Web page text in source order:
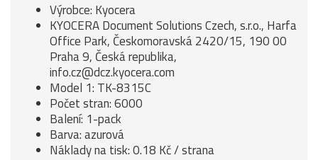
Výrobce: Kyocera
KYOCERA Document Solutions Czech, s.r.o., Harfa
Office Park, Českomoravská 2420/15, 190 00
Praha 9, Česká republika,
info.cz@dcz.kyocera.com
Model 1: TK-8315C
Počet stran: 6000
Balení: 1-pack
Barva: azurová
Náklady na tisk: 0.18 Kč / strana